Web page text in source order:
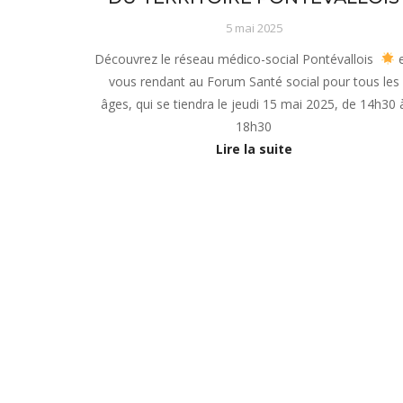
5 mai 2025
Découvrez le réseau médico-social Pontévallois
vous rendant au Forum Santé social pour tous les
âges, qui se tiendra le jeudi 15 mai 2025, de 14h30
18h30
Lire la suite